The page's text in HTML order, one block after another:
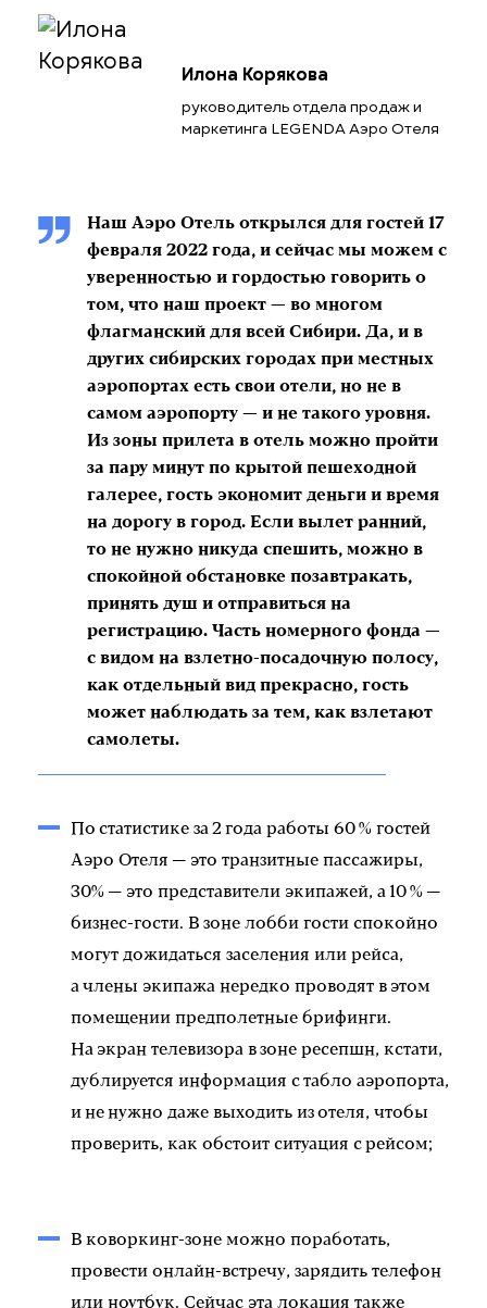
Илона Корякова
руководитель отдела продаж и
маркетинга LEGENDA Аэро Отеля
Наш Аэро Отель открылся для гостей 17
февраля 2022 года, и сейчас мы можем с
уверенностью и гордостью говорить о
том, что наш проект — во многом
флагманский для всей Сибири. Да, и в
других сибирских городах при местных
аэропортах есть свои отели, но не в
самом аэропорту — и не такого уровня.
Из зоны прилета в отель можно пройти
за пару минут по крытой пешеходной
галерее, гость экономит деньги и время
на дорогу в город. Если вылет ранний,
то не нужно никуда спешить, можно в
спокойной обстановке позавтракать,
принять душ и отправиться на
регистрацию. Часть номерного фонда —
с видом на взлетно-посадочную полосу,
как отдельный вид прекрасно, гость
может наблюдать за тем, как взлетают
самолеты.
По статистике за 2 года работы 60 % гостей
Аэро Отеля — это транзитные пассажиры,
30% — это представители экипажей, а 10 % —
бизнес-гости. В зоне лобби гости спокойно
могут дожидаться заселения или рейса,
а члены экипажа нередко проводят в этом
помещении предполетные брифинги.
На экран телевизора в зоне ресепшн, кстати,
дублируется информация с табло аэропорта,
и не нужно даже выходить из отеля, чтобы
проверить, как обстоит ситуация с рейсом;
В коворкинг-зоне можно поработать,
провести онлайн-встречу, зарядить телефон
или ноутбук. Сейчас эта локация также